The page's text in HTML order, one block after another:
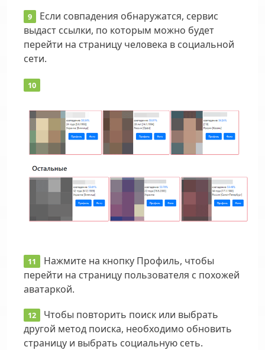
Если совпадения обнаружатся, сервис
выдаст ссылки, по которым можно будет
перейти на страницу человека в социальной
сети.
Нажмите на кнопку Профиль, чтобы
перейти на страницу пользователя с похожей
аватаркой.
Чтобы повторить поиск или выбрать
другой метод поиска, необходимо обновить
страницу и выбрать социальную сеть.